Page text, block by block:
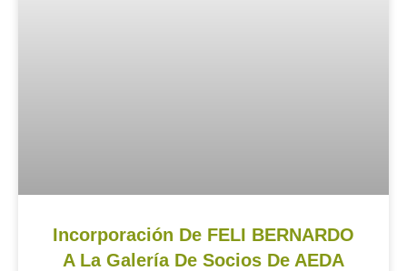
Incorporación De FELI BERNARDO
A La Galería De Socios De AEDA